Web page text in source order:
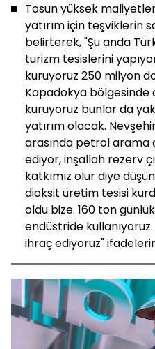
Tosun yüksek
yatırım için teşviklerin
belirterek, "Şu anda
turizm tesislerini
kuruyoruz 250 milyon
Kapadokya
kuruyoruz bunlar da
yatırım olacak.
arasında petrol arama
ediyor, inşallah rezerv
katkımız olur diye
dioksit üretim tesisi
oldu bize. 160 ton
endüstride
ihraç ediyoruz"